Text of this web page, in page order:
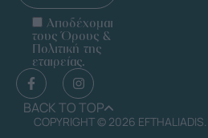
Αποδέχομαι
τους Όρους &
Πολιτική της
εταιρείας.
BACK TO TOP
COPYRIGHT © 2026